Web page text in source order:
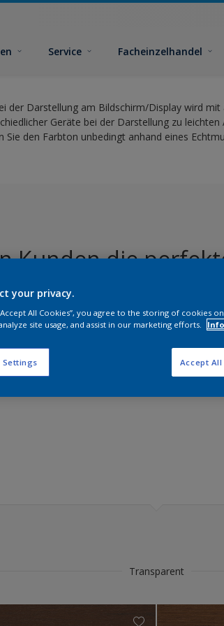
Service Facheinzelhandel
der Darstellung am Bildschirm/Display wird
Geräte bei der Darstellung zu
den Farbton unbedingt anhand eines
Kunden die
Transparent
your privacy.
All Cookies”, you agree to the storing of cookies
site usage, and assist in our marketing efforts.
Info
Settings Accept All